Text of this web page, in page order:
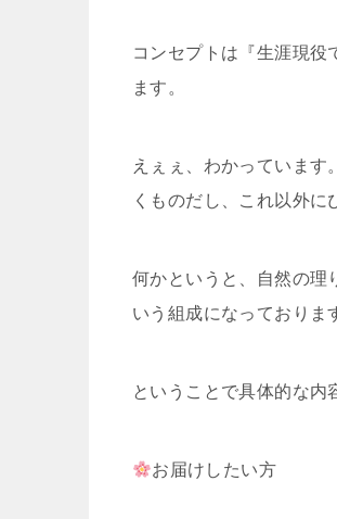
コンセプトは『生涯現役
ます。
えぇぇ、わかっていま
くものだし、これ以外に
何かというと、自然の理
いう組成になっておりま
ということで具体的な内
お届けしたい方